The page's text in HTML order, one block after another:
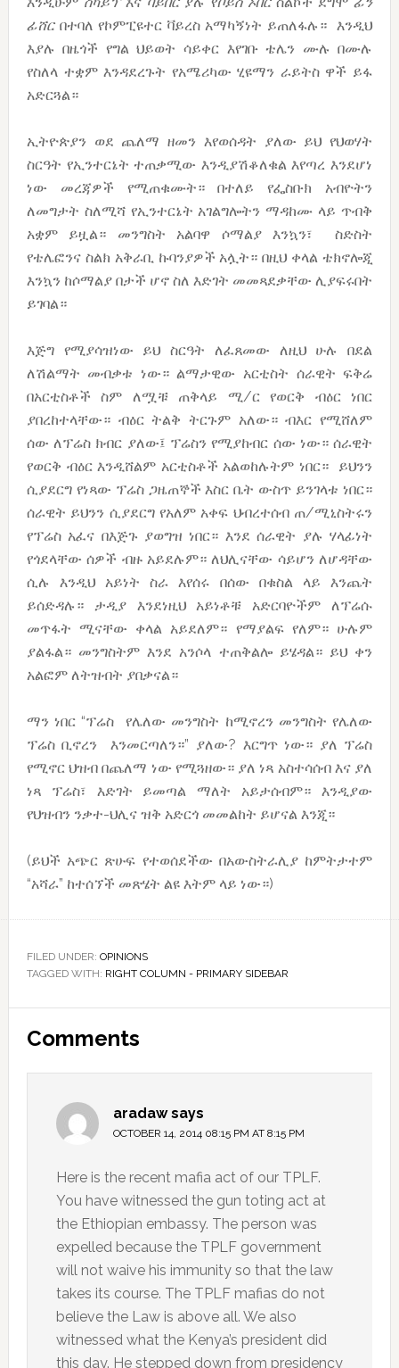
ፊሸርበተባለ የኮምፒዩተር ቫይረስ አማካኝነት ይጠለፋሉ። እንዲህ
እያሉ በዜጎች የግል ህይወት ሳይቀር እየገቡ ቴሌን ሙሉ በሙሉ
የስለላ ተቋም እንዳደረጉት የአሜሪካው ሂዩማን ራይትስ ዋች ይፋ
አድርጓል።
ኢትዮጵያን ወደ ጨለማ ዘመን እየወሰዳት ያለው ይህ የህወሃት
ስርዓት የኢንተርኔት ተጠቃሚው እንዲያሽቆለቁል እየጣረ እንደሆነ
ነው መረጃዎች የሚጠቁሙት። በተለይ የፌስቡክ አብዮትን
ለመግታት ስለሚሻ የኢንተርኔት አገልግሎትን ማዳከሙ ላይ ጥብቅ
አቋም ይዟል። መንግስት አልባዋ ሶማልያ እንኳን፣ ስድስት
የቴሌፎንና ስልክ አቅራቢ ኩባንያዎች አሏት። በዚህ ቀላል ቴክኖሎጂ
እንኳን ከሶማልያ በታች ሆኖ ስለ እድገት መመጻደቃቸው ሊያፍሩበት
ይገባል።
እጅግ የሚያሳዝነው ይህ ስርዓት ለፈጸመው ለዚህ ሁሉ በደል
ለሽልማት መብቃቱ ነው። ልማታዊው አርቲስት ሰራዊት ፍቅሬ
በአርቲስቶች ስም ለሟቹ ጠቅላይ ሚ/ር የወርቅ ብዕር ነበር
ያበረከተላቸው። ብዕር ትልቅ ትርጉም አለው። ብእር የሚሸለም
ሰው ለፕሬስ ክብር ያለው፤ ፕሬስን የሚያከብር ሰው ነው። ሰራዊት
የወርቅ ብዕር እንዲሸልም አርቲስቶች አልወከሉትም ነበር። ይህንን
ሲያደርግ የነጻው ፕሬስ ጋዜጠኞች እስር ቤት ውስጥ ይንገላቱ ነበር።
ሰራዊት ይህንን ሲያደርግ የአለም አቀፍ ህብረተሰብ ጠ/ሚኒስትሩን
የፕሬስ አፈና በእጅጉ ያወግዝ ነበር። እንደ ሰራዊት ያሉ ሃላፊነት
የጎደላቸው ሰዎች ብዙ አይደሉም። ለህሊናቸው ሳይሆን ለሆዳቸው
ሲሉ እንዲህ አይነት ስራ እየሰሩ በሰው በቁስል ላይ እንጨት
ይሰድዳሉ። ታዲያ እንደነዚህ አይነቶቹ አድርባዮችም ለፕሬሱ
መጥፋት ሚናቸው ቀላል አይደለም። የማያልፍ የለም። ሁሉም
ያልፋል። መንግስትም እንደ አንሶላ ተጠቅልሎ ይሄዳል። ይህ ቀን
አልፎም ለትዝብት ያበቃናል።
ማን ነበር “ፕሬስ የሌለው መንግስት ከሚኖረን መንግስት የሌለው
ፕሬስ ቢኖረን እንመርጣለን።” ያለው? እርግጥ ነው። ያለ ፕሬስ
የሚኖር ህዝብ በጨለማ ነው የሚጓዘው። ያለ ነጻ አስተሳሰብ እና ያለ
ነጻ ፕሬስ፣ እድገት ይመጣል ማለት አይታሰብም። እንዲያው
የህዝብን ንቃተ-ህሊና ዝቅ አድርጎ መመልከት ይሆናል እንጂ።
(ይህች አጭር ጽሁፍ የተወሰደችው በአውስትራሊያ ከምትታተም
“አሻራ” ከተሰኘች መጽሄት ልዩ እትም ላይ ነው።)
FILED UNDER: OPINIONS
TAGGED WITH: RIGHT COLUMN - PRIMARY SIDEBAR
Interactions
Comments
aradaw says
OCTOBER 14, 2014 08:15 PM AT 8:15 PM
Here is the recent mafia act of our TPLF.
You have witnessed the gun toting act at
the Ethiopian embassy. The person was
expelled because the TPLF government
will not waive his immunity so that the law
takes its course. The TPLF mafias do not
believe the Law is above all. We also
witnessed what the Kenya’s president did
this day. He stepped down from presidency